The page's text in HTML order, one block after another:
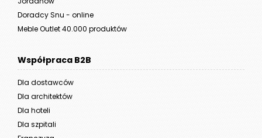
Doradcy Snu - online
Meble Outlet 40.000 produktów
Współpraca B2B
Dla dostawców
Dla architektów
Dla hoteli
Dla szpitali